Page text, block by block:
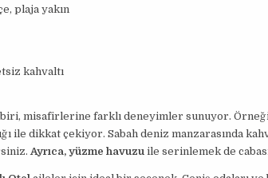
plaja yakın
kahvaltı
misafirlerine farklı deneyimler sunuyor.
ile dikkat çekiyor. Sabah deniz manzarasında
Ayrıca, yüzme havuzuile serinlemek de